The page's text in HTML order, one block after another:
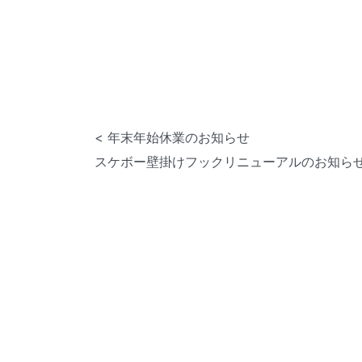
< 年末年始休業のお知らせ
スケボー壁掛けフックリニューアルのお知ら